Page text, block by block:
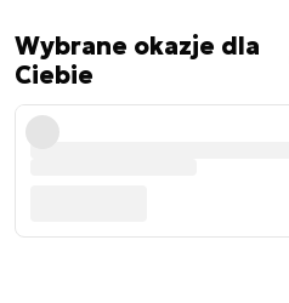
Wybrane okazje dla
Ciebie